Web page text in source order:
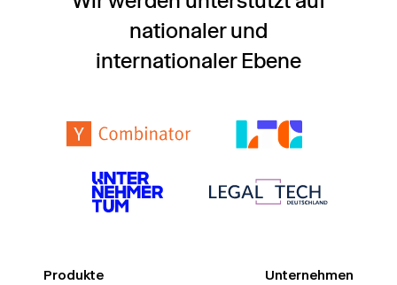
nationaler und
internationaler Ebene
Produkte Unternehmen